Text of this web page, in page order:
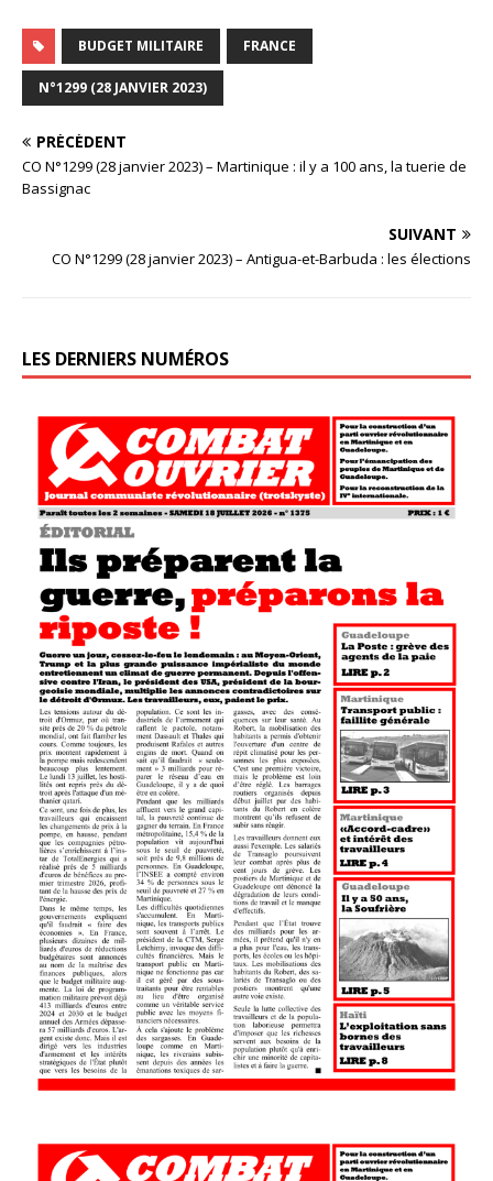
BUDGET MILITAIRE FRANCE
N°1299 (28 JANVIER 2023)
PRÉCÉDENT
CO N°1299 (28 janvier 2023) – Martinique : il y a 100 ans, la tuerie de
Bassignac
SUIVANT
CO N°1299 (28 janvier 2023) – Antigua-et-Barbuda : les élections
LES DERNIERS NUMÉROS